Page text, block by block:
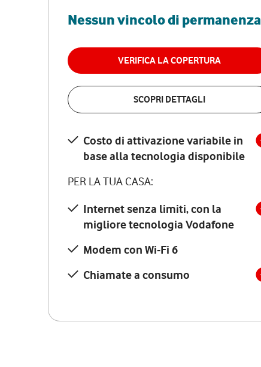
Nessun vincolo di permanenza
VERIFICA LA COPERTURA
SCOPRI DETTAGLI
Costo di attivazione variabile in
base alla tecnologia disponibile
PER LA TUA CASA:
Internet senza limiti, con la
migliore tecnologia Vodafone
Modem con Wi-Fi 6
Chiamate a consumo